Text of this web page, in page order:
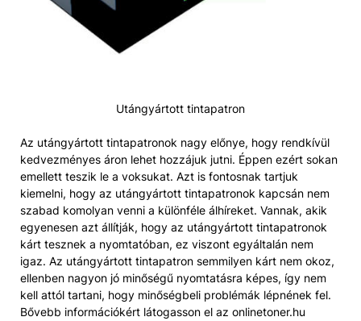
Utángyártott tintapatron
Az utángyártott tintapatronok nagy előnye, hogy rendkívül
kedvezményes áron lehet hozzájuk jutni. Éppen ezért sokan
emellett teszik le a voksukat. Azt is fontosnak tartjuk
kiemelni, hogy az utángyártott tintapatronok kapcsán nem
szabad komolyan venni a különféle álhíreket. Vannak, akik
egyenesen azt állítják, hogy az utángyártott tintapatronok
kárt tesznek a nyomtatóban, ez viszont egyáltalán nem
igaz. Az utángyártott tintapatron semmilyen kárt nem okoz,
ellenben nagyon jó minőségű nyomtatásra képes, így nem
kell attól tartani, hogy minőségbeli problémák lépnének fel.
Bővebb információkért látogasson el az onlinetoner.hu